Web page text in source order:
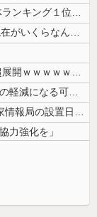
【画像】 『金田一少年の事件簿』で好きな死体ランキング１位がこちら！
【最新画像】 元バレー代表・狩野舞子(38)の現在がいくらなんでも即ハ...
【ネタバレ】 ワンピース、ルフィ絶体絶命の超展開ｗｗｗｗｗｗｗｗｗｗｗ...
【朗報】かわいい動物の動画がストレス・不安の軽減になる可能性。英大学の...
（ ´_ゝ`）中国「高市政権が法制化を進めた国家情報局の設置日が7月3...
力強化を」